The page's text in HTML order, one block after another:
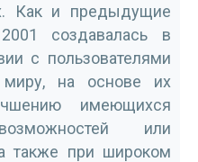
Как и предыдущие
создавалась в
с пользователями
на основе их
имеющихся
или
также при широком